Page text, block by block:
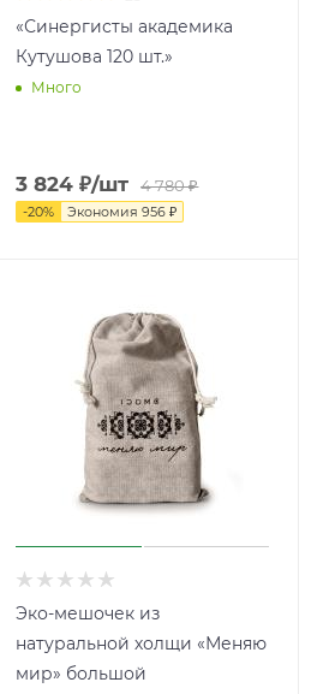
«Синергисты академика
Кутушова 120 шт.»
Много
3 824 ₽/шт 4 780₽
-20% Экономия956 ₽
Эко-мешочек из
натуральной холщи «Меняю
мир» большой